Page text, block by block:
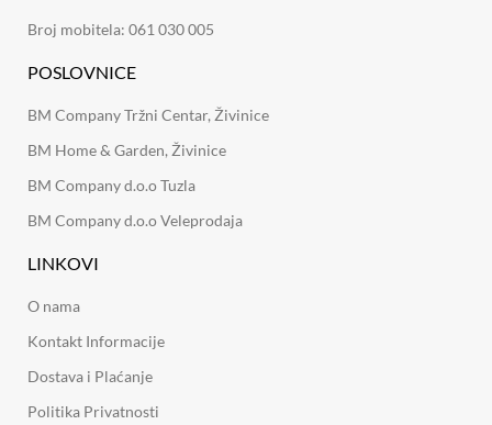
Broj mobitela: 061 030 005
POSLOVNICE
BM Company Tržni Centar, Živinice
BM Home & Garden, Živinice
BM Company d.o.o Tuzla
BM Company d.o.o Veleprodaja
LINKOVI
O nama
Kontakt Informacije
Dostava i Plaćanje
Politika Privatnosti